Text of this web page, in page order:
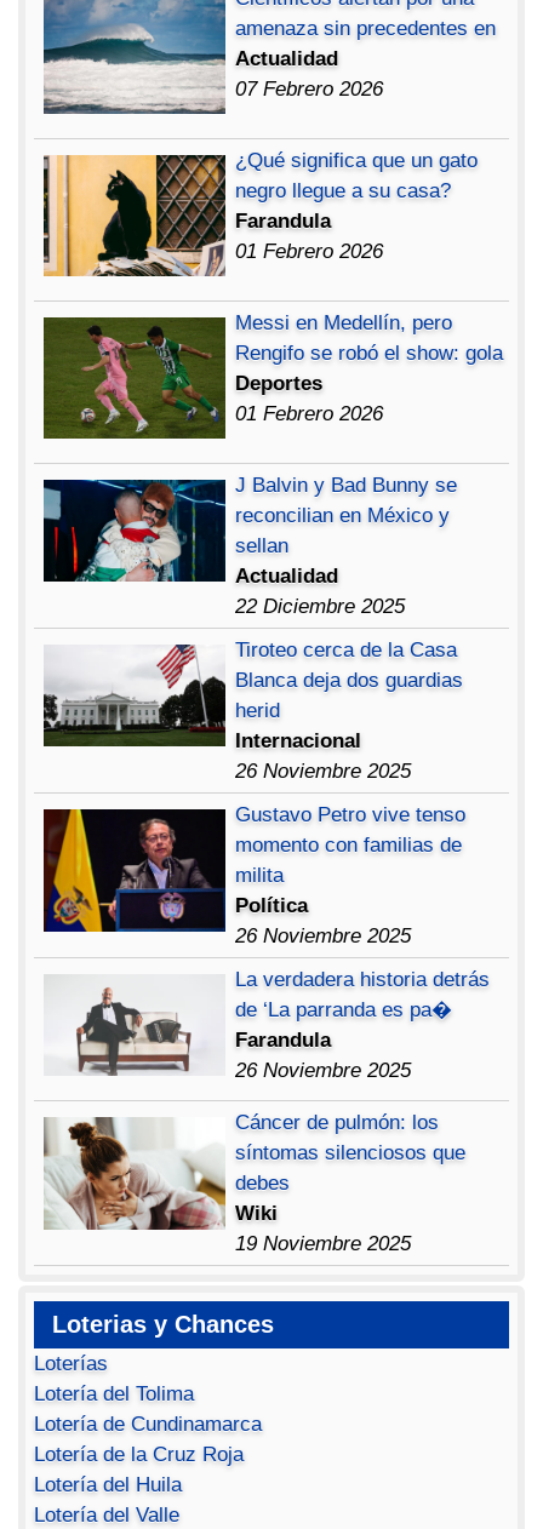
amenaza sin precedentes en
Actualidad
07 Febrero 2026
¿Qué significa que un gato
negro llegue a su casa?
Farandula
01 Febrero 2026
Messi en Medellín, pero
Rengifo se robó el show: gola
Deportes
01 Febrero 2026
J Balvin y Bad Bunny se
reconcilian en México y
sellan
Actualidad
22 Diciembre 2025
Tiroteo cerca de la Casa
Blanca deja dos guardias
herid
Internacional
26 Noviembre 2025
Gustavo Petro vive tenso
momento con familias de
milita
Política
26 Noviembre 2025
La verdadera historia detrás
de ‘La parranda es pa�
Farandula
26 Noviembre 2025
Cáncer de pulmón: los
síntomas silenciosos que
debes
Wiki
19 Noviembre 2025
Loterias y Chances
Loterías
Lotería del Tolima
Lotería de Cundinamarca
Lotería de la Cruz Roja
Lotería del Huila
Lotería del Valle